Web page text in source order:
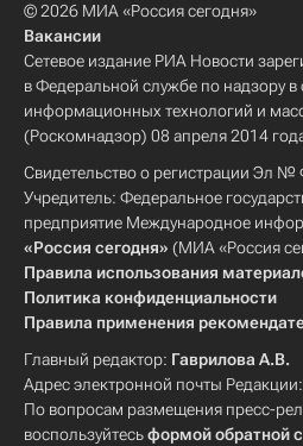
© 2026 МИА «Россия сегодня»
Вакансии
Сетевое издание РИА Новости
в Федеральной службе по надзору в
информационных технологий и
(Роскомнадзор) 08 апреля 2014
Свидетельство о регистрации Эл
Учредитель: Федеральное
предприятие Международное
«Россия сегодня» (МИА «Россия
Правила использования
Политика конфиденциальности
Правила применения
Главный редактор: Гаврилова А.В.
Адрес электронной почты Редакции:
По вопросам размещения пресс-
воспользуйтесьформой обратной